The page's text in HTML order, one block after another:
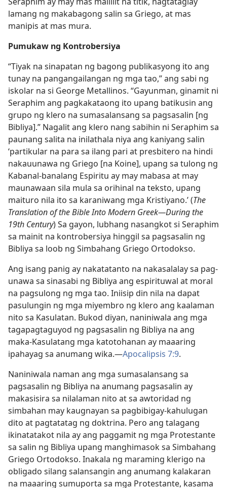
lamang ng makabagong salin sa Griego, at mas
manipis at mas mura.
Pumukaw ng Kontrobersiya
“Tiyak na sinapatan ng bagong publikasyong ito ang
tunay na pangangailangan ng mga tao,” ang sabi ng
iskolar na si George Metallinos. “Gayunman, ginamit ni
Seraphim ang pagkakataong ito upang batikusin ang
grupo ng klero na sumasalansang sa pagsasalin [ng
Bibliya].” Nagalit ang klero nang sabihin ni Seraphim sa
paunang salita na inilathala niya ang kaniyang salin
‘partikular na para sa ilang pari at presbitero na hindi
nakauunawa ng Griego [na Koine], upang sa tulong ng
Kabanal-banalang Espiritu ay may mabasa at may
maunawaan sila mula sa orihinal na teksto, upang
maituro nila ito sa karaniwang mga Kristiyano.’ (The
Translation of the Bible Into Modern Greek​—During the
19th Century) Sa gayon, lubhang nasangkot si Seraphim
sa mainit na kontrobersiya hinggil sa pagsasalin ng
Bibliya sa loob ng Simbahang Griego Ortodokso.
Ang isang panig ay nakatatanto na nakasalalay sa pag-
unawa sa sinasabi ng Bibliya ang espirituwal at moral
na pagsulong ng mga tao. Iniisip din nila na dapat
pasulungin ng mga miyembro ng klero ang kaalaman
nito sa Kasulatan. Bukod diyan, naniniwala ang mga
tagapagtaguyod ng pagsasalin ng Bibliya na ang
maka-Kasulatang mga katotohanan ay maaaring
ipahayag sa anumang wika.​—Apocalipsis 7:9.
Naniniwala naman ang mga sumasalansang sa
pagsasalin ng Bibliya na anumang pagsasalin ay
makasisira sa nilalaman nito at sa awtoridad ng
simbahan may kaugnayan sa pagbibigay-kahulugan
dito at pagtatatag ng doktrina. Pero ang talagang
ikinatatakot nila ay ang paggamit ng mga Protestante
sa salin ng Bibliya upang manghimasok sa Simbahang
Griego Ortodokso. Inakala ng maraming klerigo na
obligado silang salansangin ang anumang kalakaran
na maaaring sumuporta sa mga Protestante, kasama